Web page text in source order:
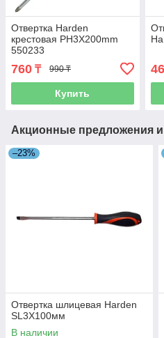
Отвертка Harden
крестовая PH3X200mm
550233
760 ₸ 990 ₸
Купить
Акционные предложения
–23%
Отвертка шлицевая Harden
SL3Х100мм
В наличии